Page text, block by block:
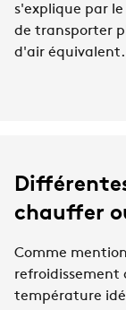
s'explique par
de transporter
d'air équivalent.
chauffer
Comme
refroidissement
température